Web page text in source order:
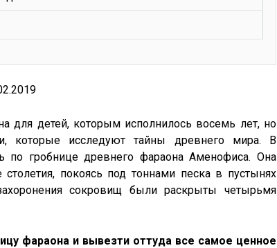
для детей, которым исполнилось восемь лет, но
которые исследуют тайны древнего мира. В
по гробнице древнего фараона Аменофиса. Она
покоясь под тоннами песка в пустынях
сокровищ были раскрыты четырьмя
фараона и вывезти оттуда все самое ценное